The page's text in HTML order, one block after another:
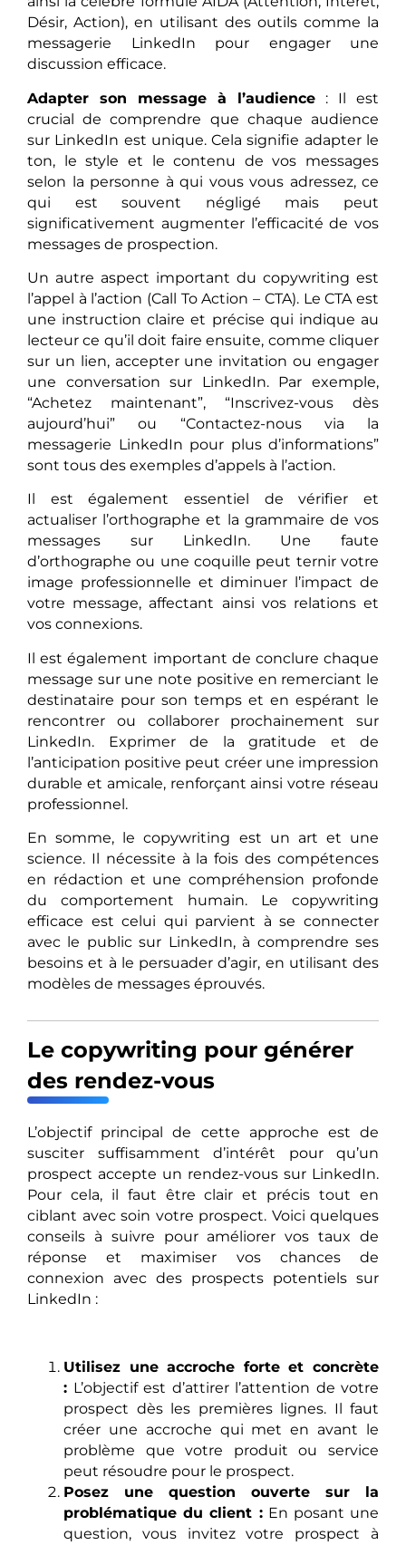
Désir, Action), en utilisant des outils comme la
messagerie LinkedIn pour engager une
discussion efficace.
Adapter son message à l’audience : Il est
crucial de comprendre que chaque audience
sur LinkedIn est unique. Cela signifie adapter le
ton, le style et le contenu de vos messages
selon la personne à qui vous vous adressez, ce
qui est souvent négligé mais peut
significativement augmenter l’efficacité de vos
messages de prospection.
Un autre aspect important du copywriting est
l’appel à l’action (Call To Action – CTA). Le CTA est
une instruction claire et précise qui indique au
lecteur ce qu’il doit faire ensuite, comme cliquer
sur un lien, accepter une invitation ou engager
une conversation sur LinkedIn. Par exemple,
“Achetez maintenant”, “Inscrivez-vous dès
aujourd’hui” ou “Contactez-nous via la
messagerie LinkedIn pour plus d’informations”
sont tous des exemples d’appels à l’action.
Il est également essentiel de vérifier et
actualiser l’orthographe et la grammaire de vos
messages sur LinkedIn. Une faute
d’orthographe ou une coquille peut ternir votre
image professionnelle et diminuer l’impact de
votre message, affectant ainsi vos relations et
vos connexions.
Il est également important de conclure chaque
message sur une note positive en remerciant le
destinataire pour son temps et en espérant le
rencontrer ou collaborer prochainement sur
LinkedIn. Exprimer de la gratitude et de
l’anticipation positive peut créer une impression
durable et amicale, renforçant ainsi votre réseau
professionnel.
En somme, le copywriting est un art et une
science. Il nécessite à la fois des compétences
en rédaction et une compréhension profonde
du comportement humain. Le copywriting
efficace est celui qui parvient à se connecter
avec le public sur LinkedIn, à comprendre ses
besoins et à le persuader d’agir, en utilisant des
modèles de messages éprouvés.
Le copywriting pour générer
des rendez-vous
L’objectif principal de cette approche est de
susciter suffisamment d’intérêt pour qu’un
prospect accepte un rendez-vous sur LinkedIn.
Pour cela, il faut être clair et précis tout en
ciblant avec soin votre prospect. Voici quelques
conseils à suivre pour améliorer vos taux de
réponse et maximiser vos chances de
connexion avec des prospects potentiels sur
LinkedIn :
Utilisez une accroche forte et concrète
: L’objectif est d’attirer l’attention de votre
prospect dès les premières lignes. Il faut
créer une accroche qui met en avant le
problème que votre produit ou service
peut résoudre pour le prospect.
Posez une question ouverte sur la
problématique du client :En posant une
question, vous invitez votre prospect à